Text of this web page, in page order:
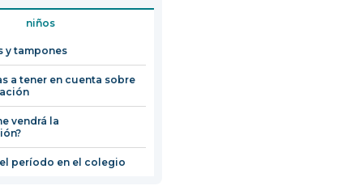
niños
y tampones
a tener en cuenta sobre
vendrá la
período en el colegio